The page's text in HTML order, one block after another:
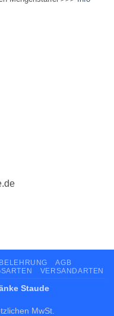
AGB
VERSANDARTEN
Staude
MwSt.